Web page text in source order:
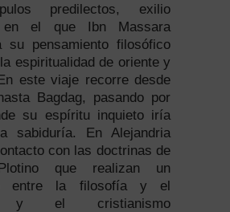
predilectos, exilio
en el que Ibn Massara
su pensamiento filosófico
espiritualidad de oriente y
este viaje recorre desde
Bagdag, pasando por
su espíritu inquieto iría
sabiduría. En Alejandria
con las doctrinas de
que realizan un
entre la filosofía y el
y el cristianismo